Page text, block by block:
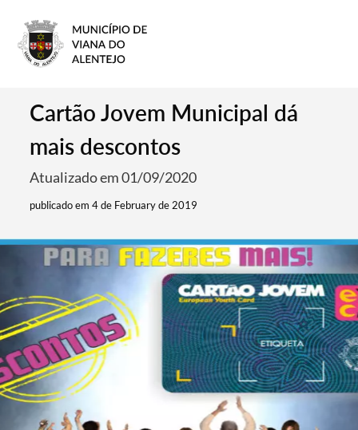
Cartão Jovem Municipal dá
mais descontos
Atualizado em 01/09/2020
publicado em 4 de February de 2019